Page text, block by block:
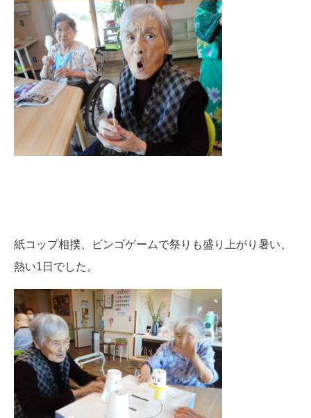
紙コップ相撲、ビンゴゲームで祭りも盛り上がり暑い、
熱い1日でした。